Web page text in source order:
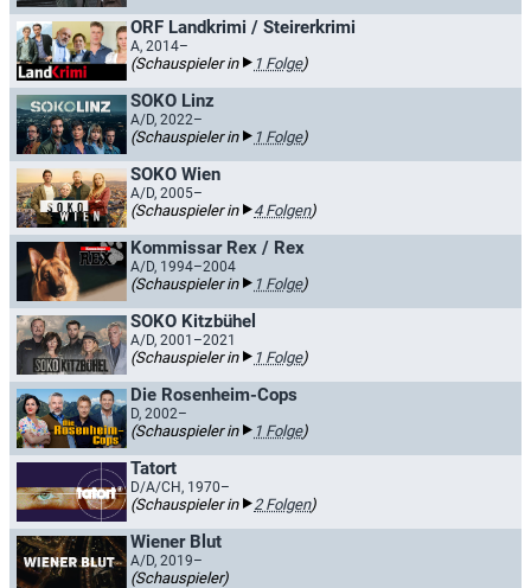
ORF Landkrimi / Steirerkrimi
A, 2014–
(Schauspieler in 1 Folge)
SOKO Linz
A/D, 2022–
(Schauspieler in 1 Folge)
SOKO Wien
A/D, 2005–
(Schauspieler in 4 Folgen)
Kommissar Rex / Rex
A/D, 1994–2004
(Schauspieler in 1 Folge)
SOKO Kitzbühel
A/D, 2001–2021
(Schauspieler in 1 Folge)
Die Rosenheim-Cops
D, 2002–
(Schauspieler in 1 Folge)
Tatort
D/A/CH, 1970–
(Schauspieler in 2 Folgen)
Wiener Blut
A/D, 2019–
(Schauspieler)